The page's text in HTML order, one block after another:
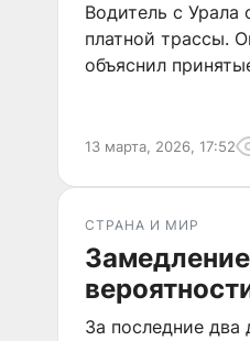
Водитель с Урала
платной трассы.
объяснил
13 марта, 2026, 17:52
СТРАНА И МИР
За последние